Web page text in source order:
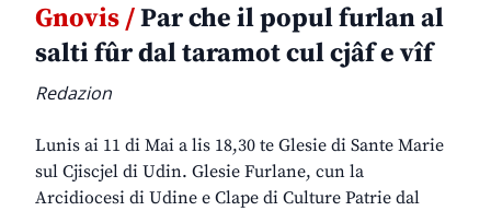
Gnovis /Par che il popul furlan al
salti fûr dal taramot cul cjâf e vîf
Redazion
Lunis ai 11 di Mai a lis 18,30 te Glesie di Sante Marie
sul Cjiscjel di Udin. Glesie Furlane, cun la
Arcidiocesi di Udine e Clape di Culture Patrie dal